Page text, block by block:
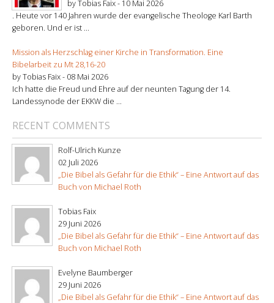
by Tobias Faix - 10 Mai 2026
. Heute vor 140 Jahren wurde der evangelische Theologe Karl Barth
geboren. Und er ist ...
Mission als Herzschlag einer Kirche in Transformation. Eine
Bibelarbeit zu Mt 28,16-20
by Tobias Faix - 08 Mai 2026
Ich hatte die Freud und Ehre auf der neunten Tagung der 14.
Landessynode der EKKW die ...
RECENT COMMENTS
Rolf-Ulrich Kunze
02 Juli 2026
„Die Bibel als Gefahr für die Ethik“ – Eine Antwort auf das
Buch von Michael Roth
Tobias Faix
29 Juni 2026
„Die Bibel als Gefahr für die Ethik“ – Eine Antwort auf das
Buch von Michael Roth
Evelyne Baumberger
29 Juni 2026
„Die Bibel als Gefahr für die Ethik“ – Eine Antwort auf das